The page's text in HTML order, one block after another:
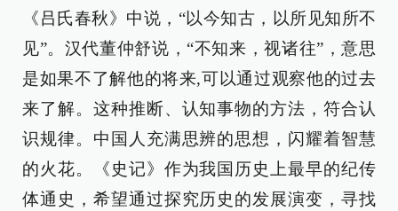
《吕氏春秋》中说，“以今知古，以所见知所不
见”。汉代董仲舒说，“不知来，视诸往”，意思
是如果不了解他的将来,可以通过观察他的过去
来了解。这种推断、认知事物的方法，符合认
识规律。中国人充满思辨的思想，闪耀着智慧
的火花。《史记》作为我国历史上最早的纪传
体通史，希望通过探究历史的发展演变，寻找